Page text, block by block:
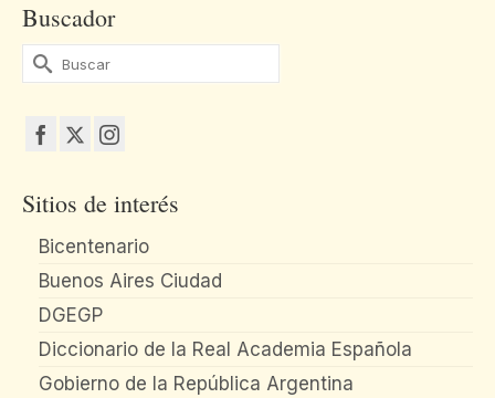
Buscador
Buscar
por:
Sitios de interés
Bicentenario
Buenos Aires Ciudad
DGEGP
Diccionario de la Real Academia Española
Gobierno de la República Argentina